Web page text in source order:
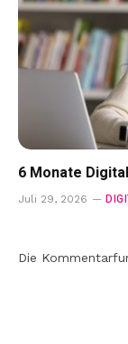
6 Monate
Juli 29, 2026
Die